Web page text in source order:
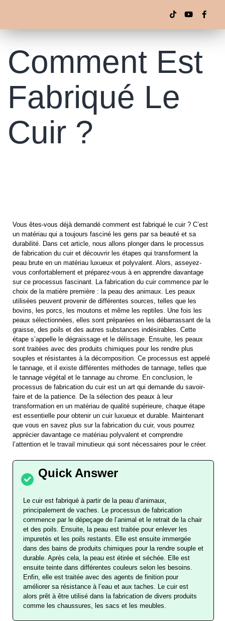
Comment Est
Fabriqué Le
Cuir ?
Vous êtes-vous déjà demandé comment est fabriqué le cuir ? C’est
un matériau qui a toujours fasciné les gens par sa beauté et sa
durabilité. Dans cet article, nous allons plonger dans le processus
de fabrication du cuir et découvrir les étapes qui transforment la
peau brute en un matériau luxueux et polyvalent. Alors, asseyez-
vous confortablement et préparez-vous à en apprendre davantage
sur ce processus fascinant. La fabrication du cuir commence par le
choix de la matière première : la peau des animaux. Les peaux
utilisées peuvent provenir de différentes sources, telles que les
bovins, les porcs, les moutons et même les reptiles. Une fois les
peaux sélectionnées, elles sont préparées en les débarrassant de la
graisse, des poils et des autres substances indésirables. Cette
étape s’appelle le dégraissage et le délissage. Ensuite, les peaux
sont traitées avec des produits chimiques pour les rendre plus
souples et résistantes à la décomposition. Ce processus est appelé
le tannage, et il existe différentes méthodes de tannage, telles que
le tannage végétal et le tannage au chrome. En conclusion, le
processus de fabrication du cuir est un art qui demande du savoir-
faire et de la patience. De la sélection des peaux à leur
transformation en un matériau de qualité supérieure, chaque étape
est essentielle pour obtenir un cuir luxueux et durable. Maintenant
que vous en savez plus sur la fabrication du cuir, vous pourrez
apprécier davantage ce matériau polyvalent et comprendre
l’attention et le travail minutieux qui sont nécessaires pour le créer.
Le cuir est fabriqué à partir de la peau d’animaux,
principalement de vaches. Le processus de fabrication
commence par le dépeçage de l’animal et le retrait de la chair
et des poils. Ensuite, la peau est traitée pour enlever les
impuretés et les poils restants. Elle est ensuite immergée
dans des bains de produits chimiques pour la rendre souple et
durable. Après cela, la peau est étirée et séchée. Elle est
ensuite teinte dans différentes couleurs selon les besoins.
Enfin, elle est traitée avec des agents de finition pour
améliorer sa résistance à l’eau et aux taches. Le cuir est
alors prêt à être utilisé dans la fabrication de divers produits
comme les chaussures, les sacs et les meubles.